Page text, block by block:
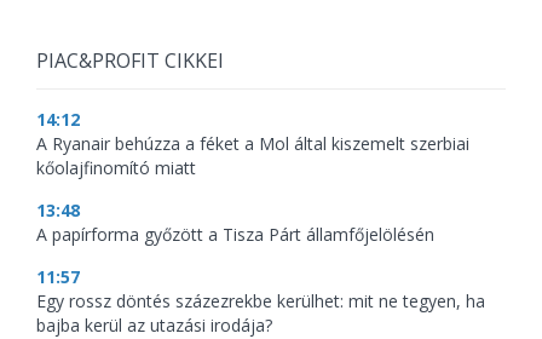
PIAC&PROFIT CIKKEI
14:12
A Ryanair behúzza a féket a Mol által kiszemelt szerbiai
kőolajfinomító miatt
13:48
A papírforma győzött a Tisza Párt államfőjelölésén
11:57
Egy rossz döntés százezrekbe kerülhet: mit ne tegyen, ha
bajba kerül az utazási irodája?